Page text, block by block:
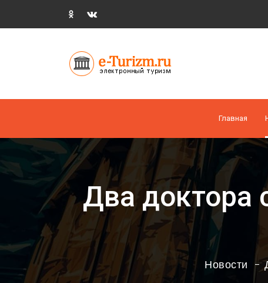
Главная
Два доктора
Новости